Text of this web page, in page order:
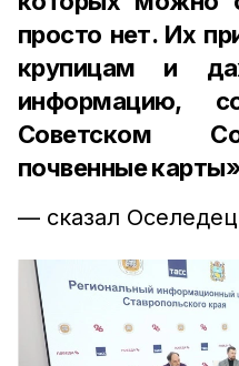
просто нет. Их
крупицам и
информацию,
Советском
почвенные
— сказал